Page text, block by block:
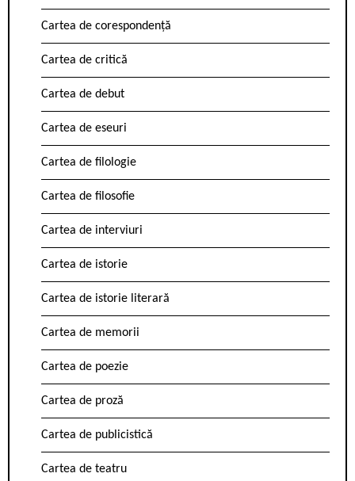
Cartea de corespondență
Cartea de critică
Cartea de debut
Cartea de eseuri
Cartea de filologie
Cartea de filosofie
Cartea de interviuri
Cartea de istorie
Cartea de istorie literară
Cartea de memorii
Cartea de poezie
Cartea de proză
Cartea de publicistică
Cartea de teatru